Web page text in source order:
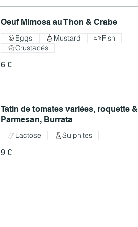
Oeuf Mimosa au Thon & Crabe
6 €
Eggs Mustard
Fish
Crustacés
Tatin de tomates variées, roquette &
Parmesan, Burrata
9 €
Lactose Sulphites